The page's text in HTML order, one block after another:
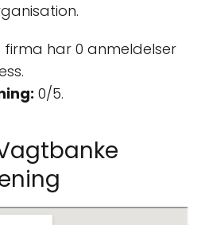
firma har 0 anmeldelser
0/5.